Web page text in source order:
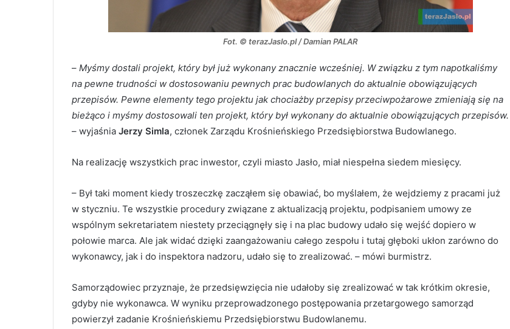
Fot. © terazJaslo.pl / Damian PALAR
– Myśmy dostali projekt, który był już wykonany znacznie wcześniej. W związku z tym napotkaliśmy
na pewne trudności w dostosowaniu pewnych prac budowlanych do aktualnie obowiązujących
przepisów. Pewne elementy tego projektu jak chociażby przepisy przeciwpożarowe zmieniają się na
bieżąco i myśmy dostosowali ten projekt, który był wykonany do aktualnie obowiązujących przepisów.
– wyjaśnia Jerzy Simla, członek Zarządu Krośnieńskiego Przedsiębiorstwa Budowlanego.
Na realizację wszystkich prac inwestor, czyli miasto Jasło, miał niespełna siedem miesięcy.
– Był taki moment kiedy troszeczkę zacząłem się obawiać, bo myślałem, że wejdziemy z pracami już
w styczniu. Te wszystkie procedury związane z aktualizacją projektu, podpisaniem umowy ze
wspólnym sekretariatem niestety przeciągnęły się i na plac budowy udało się wejść dopiero w
połowie marca. Ale jak widać dzięki zaangażowaniu całego zespołu i tutaj głęboki ukłon zarówno do
wykonawcy, jak i do inspektora nadzoru, udało się to zrealizować. – mówi burmistrz.
Samorządowiec przyznaje, że przedsięwzięcia nie udałoby się zrealizować w tak krótkim okresie,
gdyby nie wykonawca. W wyniku przeprowadzonego postępowania przetargowego samorząd
powierzył zadanie Krośnieńskiemu Przedsiębiorstwu Budowlanemu.